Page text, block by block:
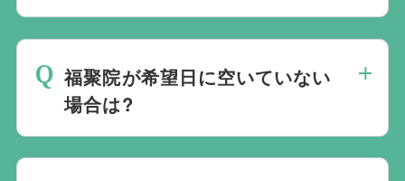
ご予約は葬儀社を通じたお手続きが必要で
す。万が一の際は、当社むすびすにご連絡
ください。式場のご予約はもちろん、ご搬
送・ご安置・ご葬儀・葬儀後の各種手続き
福聚院が希望日に空いていない
場合は?